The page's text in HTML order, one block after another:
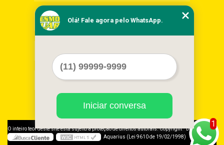
SERVIÇOS
MAPA DO SITE
O inteiro teor deste site está sujeito à proteção de direitos autorais. Copyright Desmonte
Aquarius (Lei 9610 de 19/02/1998)
1
Olá! Fale agora pelo WhatsApp.
Iniciar conversa